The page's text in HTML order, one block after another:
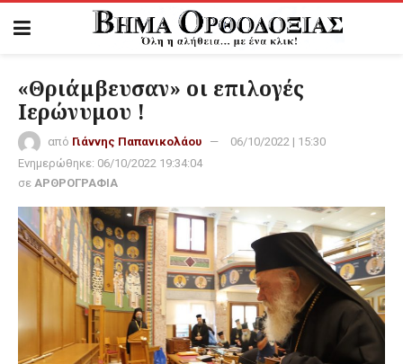
«Θριάμβευσαν» οι επιλογές
Ιερώνυμου !
από Γιάννης Παπανικολάου
06/10/2022 | 15:30
Ενημερώθηκε: 06/10/2022 19:34:04
σε ΑΡΘΡΟΓΡΑΦΙΑ